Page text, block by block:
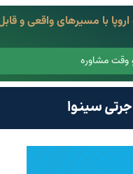
سینوا
با مسیرهای واقعی و
وقت مشاوره